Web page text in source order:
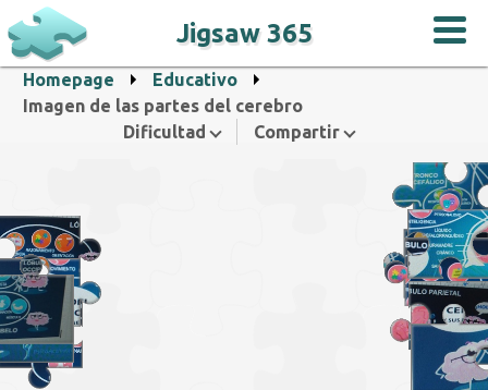
Jigsaw 365
Homepage
Educativo
Imagen de las partes del cerebro
Dificultad
Compartir